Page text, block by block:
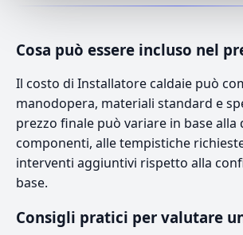
Cosa può essere incluso nel
Il costo di Installatore caldaie può
manodopera, materiali standard e
prezzo finale può variare in base alla
componenti, alle tempistiche
interventi aggiuntivi rispetto alla
base.
Consigli pratici per valutare